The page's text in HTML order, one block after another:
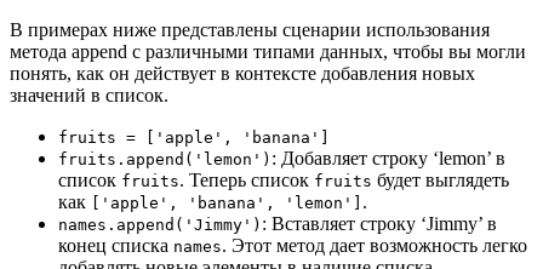
В примерах ниже представлены сценарии использования
метода append с различными типами данных, чтобы вы могли
понять, как он действует в контексте добавления новых
значений в список.
fruits = ['apple', 'banana']
fruits.append('lemon') : Добавляет строку ‘lemon’ в
список fruits. Теперь список fruits будет выглядеть
как
['apple', 'banana', 'lemon'] .
names.append('Jimmy') : Вставляет строку ‘Jimmy’ в
конец списка names. Этот метод дает возможность легко